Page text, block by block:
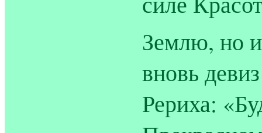
Землю, но
вновь
Рериха: